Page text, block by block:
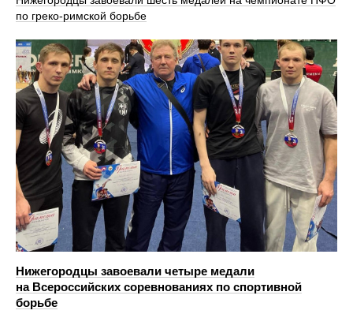
по греко-римской борьбе
Нижегородцы завоевали четыре медали
на Всероссийских соревнованиях по спортивной
борьбе